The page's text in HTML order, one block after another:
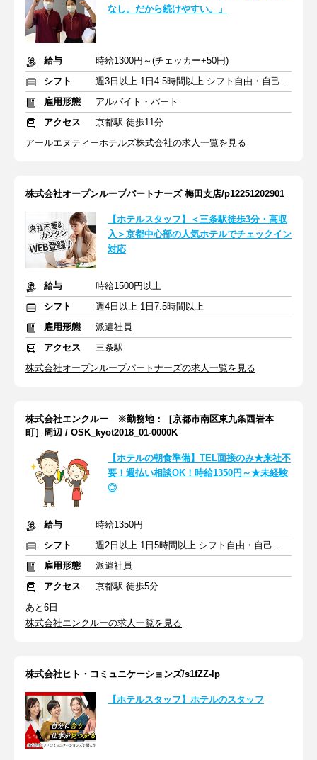
なし。だから続けやすい。」
給与
時給1300円～(チェッカー+50円)
シフト
週3日以上 1日4.5時間以上 シフト自由・自己申告
雇用形態
アルバイト・パート
アクセス
京都駅 徒歩11分
アールエヌティーホテルズ株式会社の求人一覧を見る
株式会社オープンループパートナーズ 梅田支店/p12251202901
【ホテルスタッフ】＜三条駅徒歩3分・高収
入＞京都中心部の人気ホテルでチェックイン
対応
給与
時給1500円以上
シフト
週4日以上 1日7.5時間以上
雇用形態
派遣社員
アクセス
三条駅
株式会社オープンループパートナーズの求人一覧を見る
株式会社エンクルー ※勤務地：［京都市南区東九条西岩本
町］周辺 / OSK_kyot2018_01-0000K
【ホテルの朝食準備】TEL面接のみ★来社不
要！週払い相談OK！時給1350円～★未経験
◎
給与
時給1350円
シフト
週2日以上 1日5時間以上 シフト自由・自己申告
雇用形態
派遣社員
アクセス
京都駅 徒歩5分
あと6日
株式会社エンクルーの求人一覧を見る
株式会社ヒト・コミュニケーションズ/s1fZZ-lp
【ホテルスタッフ】ホテルのスタッフ